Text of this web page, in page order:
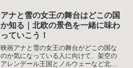
り返りにも役立つ内容です。戦争描写が
苦手な人にも配慮したやさしい解説で
す。
アナと雪の女王の舞台はどこの国
か知る｜北欧の景色を一緒に味わ
っていこう！
映画アナと雪の女王の舞台がどこの国な
のか気になっている人に向けて、架空の
アレンデール王国とノルウェーなど北欧